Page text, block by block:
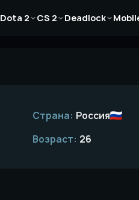
Dota 2
Статьи CS 2
СтатьиDeadlock
Статьи
Страна: Россия
Возраст: 26